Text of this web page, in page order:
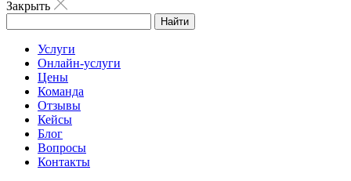
Закрыть
Найти
Услуги
Онлайн-услуги
Цены
Команда
Отзывы
Кейсы
Блог
Вопросы
Контакты